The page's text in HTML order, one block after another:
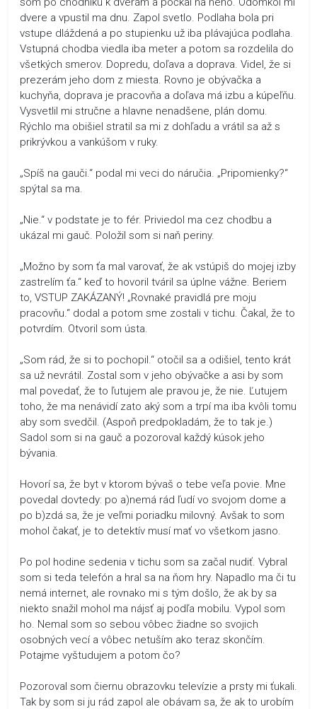
dvere a vpustil ma dnu. Zapol svetlo. Podlaha bola pri
vstupe dláždená a po stupienku už iba plávajúca podlaha.
Vstupná chodba viedla iba meter a potom sa rozdelila do
všetkých smerov. Dopredu, doľava a doprava. Videl, že si
prezerám jeho dom z miesta. Rovno je obývačka a
kuchyňa, doprava je pracovňa a doľava má izbu a kúpeľňu.
Vysvetlil mi stručne a hlavne nenadšene, plán domu.
Rýchlo ma obišiel stratil sa mi z dohľadu a vrátil sa až s
prikrývkou a vankúšom v ruky.
„Spíš na gauči.“ podal mi veci do náručia. „Pripomienky?“
spýtal sa ma.
„Nie.“ v podstate je to fér. Priviedol ma cez chodbu a
ukázal mi gauč. Položil som si naň periny.
„Možno by som ťa mal varovať, že ak vstúpiš do mojej izby
zastrelím ťa.“ keď to hovoril tváril sa úplne vážne. Beriem
to, VSTUP ZAKÁZANÝ! „Rovnaké pravidlá pre moju
pracovňu.“ dodal a potom sme zostali v tichu. Čakal, že to
potvrdím. Otvoril som ústa.
„Som rád, že si to pochopil.“ otočil sa a odišiel, tento krát
sa už nevrátil. Zostal som v jeho obývačke a asi by som
mal povedať, že to ľutujem ale pravou je, že nie. Ľutujem
toho, že ma nenávidí zato aký som a trpí ma iba kvôli tomu
aby som svedčil. (Aspoň predpokladám, že to tak je.)
Sadol som si na gauč a pozoroval každý kúsok jeho
bývania.
Hovorí sa, že byt v ktorom bývaš o tebe veľa povie. Mne
povedal dovtedy: po a)nemá rád ľudí vo svojom dome a
po b)zdá sa, že je veľmi poriadku milovný. Avšak to som
mohol čakať, je to detektív musí mať vo všetkom jasno.
Po pol hodine sedenia v tichu som sa začal nudiť. Vybral
som si teda telefón a hral sa na ňom hry. Napadlo ma či tu
nemá internet, ale rovnako mi s tým došlo, že ak by sa
niekto snažil mohol ma nájsť aj podľa mobilu. Vypol som
ho. Nemal som so sebou vôbec žiadne so svojich
osobných vecí a vôbec netuším ako teraz skončím.
Potajme vyštudujem a potom čo?
Pozoroval som čiernu obrazovku televízie a prsty mi ťukali.
Tak by som si ju rád zapol ale obávam sa, že ak to urobím